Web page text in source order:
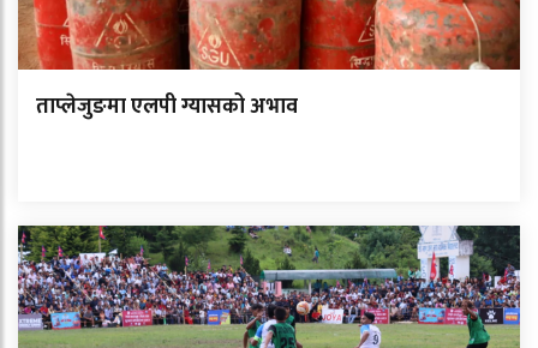
ताप्लेजुङमा एलपी ग्यासको अभाव